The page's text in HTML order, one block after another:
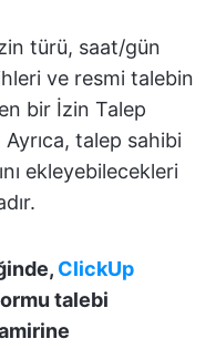
türü, saat/gün
ve resmi talebin
bir İzin Talep
talep sahibi
ekleyebilecekleri
ClickUp
talebi